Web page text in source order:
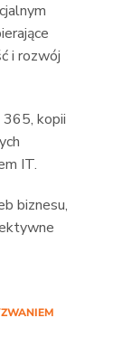
i rozwój
kopii
IT.
biznesu,